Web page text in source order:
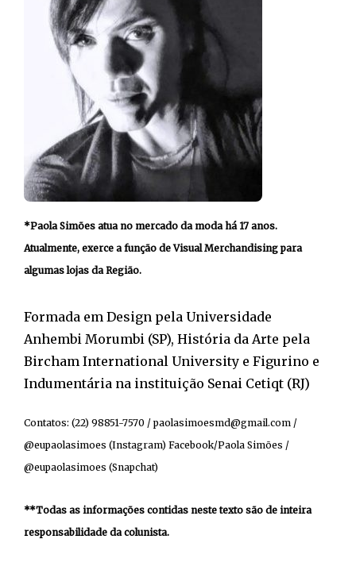
*Paola Simões atua no mercado da moda há 17 anos.
Atualmente, exerce a função de Visual Merchandising para
algumas lojas da Região.
Formada em Design pela Universidade
Anhembi Morumbi (SP), História da Arte pela
Bircham International University e Figurino e
Indumentária na instituição Senai Cetiqt (RJ)
Contatos: (22) 98851-7570 / paolasimoesmd@gmail.com /
@eupaolasimoes (Instagram) Facebook/Paola Simões /
@eupaolasimoes (Snapchat)
**Todas as informações contidas neste texto são de inteira
responsabilidade da colunista.